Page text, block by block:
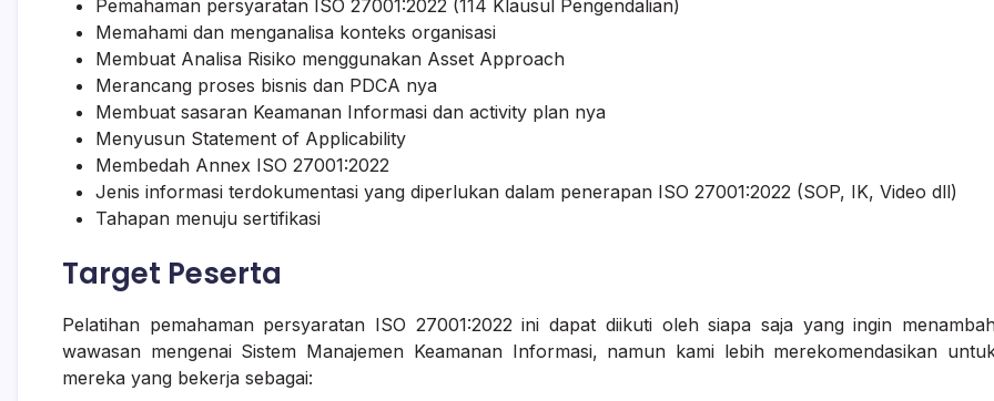
Pemahaman persyaratan ISO 27001:2022 (114 Klausul Pengendalian)
Memahami dan menganalisa konteks organisasi
Membuat Analisa Risiko menggunakan Asset Approach
Merancang proses bisnis dan PDCA nya
Membuat sasaran Keamanan Informasi dan activity plan nya
Menyusun Statement of Applicability
Membedah Annex ISO 27001:2022
Jenis informasi terdokumentasi yang diperlukan dalam penerapan ISO 27001:2022 (SOP, IK, Video dll)
Tahapan menuju sertifikasi
Target Peserta
Pelatihan pemahaman persyaratan ISO 27001:2022 ini dapat diikuti oleh siapa saja yang ingin
wawasan mengenai Sistem Manajemen Keamanan Informasi, namun kami lebih merekomendasikan
mereka yang bekerja sebagai: